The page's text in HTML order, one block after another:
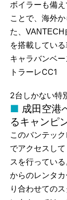
ボイラーも備
ことで、海外
た、VANTECH
を搭載している
キャラバンベ
トラーレCC1
2台しかない特
成田空港
るキャンピ
このバンテッ
でアクセスし
スを行ってい
からのレンタ
り合わせての